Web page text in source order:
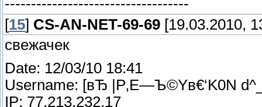
-----------------------------------
[15] CS-AN-NET-69-69 [19.03.2010,
свежачек
Date: 12/03/10 18:41
Username: [вЂ |Р‚Е—Ъ©Yв€‘K0N
IP: 77.213.232.17